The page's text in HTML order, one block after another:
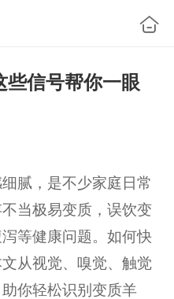
些信号帮你一眼
腻，是不少家庭日常
当极易变质，误饮变
等健康问题。如何快
从视觉、嗅觉、触觉
你轻松识别变质羊